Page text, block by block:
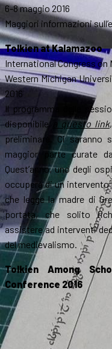
6-8 maggio 2016
Maggiori informazioni
Tolkien at Kalamazoo
International Congress on
Western Michigan
2016
Il programma delle
disponibile
a questo link
preliminare. Ci saranno
maggior parte curate
Quest’anno, uno degli
occuperà di un intervento
che legge la madre di
portata, che solito
assistere ad interventi
del medievalismo.
Tolkien Among
Conference 2016